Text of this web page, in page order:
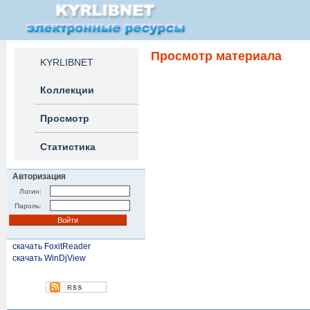
KYRLIBNET
Коллекции
Просмотр
Статистика
Авторизация
Логин:
Пароль:
скачать FoxitReader
скачать WinDjView
Просмотр материала